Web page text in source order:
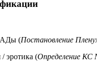
(Постановление
эротика (Определение